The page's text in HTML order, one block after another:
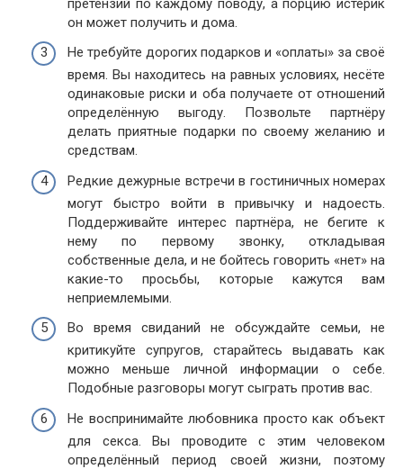
претензий по каждому поводу, а порцию истерик
он может получить и дома.
Не требуйте дорогих подарков и «оплаты» за своё
время. Вы находитесь на равных условиях, несёте
одинаковые риски и оба получаете от отношений
определённую выгоду. Позвольте партнёру
делать приятные подарки по своему желанию и
средствам.
Редкие дежурные встречи в гостиничных номерах
могут быстро войти в привычку и надоесть.
Поддерживайте интерес партнёра, не бегите к
нему по первому звонку, откладывая
собственные дела, и не бойтесь говорить «нет» на
какие-то просьбы, которые кажутся вам
неприемлемыми.
Во время свиданий не обсуждайте семьи, не
критикуйте супругов, старайтесь выдавать как
можно меньше личной информации о себе.
Подобные разговоры могут сыграть против вас.
Не воспринимайте любовника просто как объект
для секса. Вы проводите с этим человеком
определённый период своей жизни, поэтому